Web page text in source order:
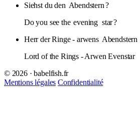
Siehst du den Abendstern?
Do you see the evening star?
Herr der Ringe - arwens Abendstern
Lord of the Rings - Arwen Evenstar
© 2026 · babelfish.fr
Mentions légales Confidentialité